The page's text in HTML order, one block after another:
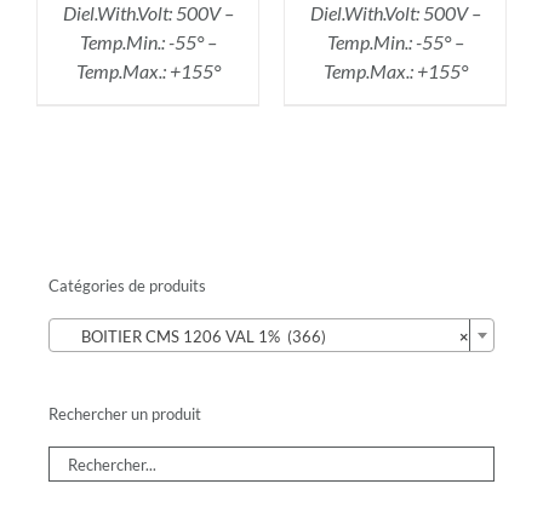
Diel.With.Volt: 500V –
Temp.Min.: -55° –
Temp.Max.: +155°
Diel.With.Volt: 500V –
Temp.Min.: -55° –
Temp.Max.: +155°
Catégories de produits
×
BOITIER CMS 1206 VAL 1% (366)
Rechercher un produit